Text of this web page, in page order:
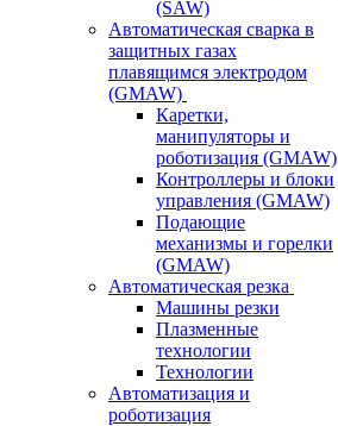
(SAW)
Автоматическая сварка в
защитных газах
плавящимся электродом
(GMAW)
Каретки,
манипуляторы и
роботизация (GMAW)
Контроллеры и блоки
управления (GMAW)
Подающие
механизмы и горелки
(GMAW)
Автоматическая резка
Машины резки
Плазменные
технологии
Технологии
Автоматизация и
роботизация